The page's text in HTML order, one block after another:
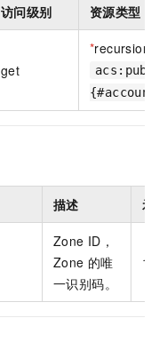
访问级别 资源类型
get
*
描述 示
Zone ID，
Zone 的唯
一识别码。